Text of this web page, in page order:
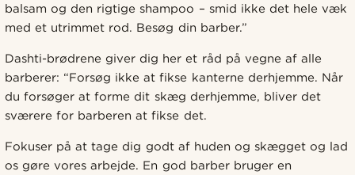
balsam og den rigtige shampoo – smid ikke det hele væk
med et utrimmet rod. Besøg din barber.”
Dashti-brødrene giver dig her et råd på vegne af alle
barberer: “Forsøg ikke at fikse kanterne derhjemme. Når
du forsøger at forme dit skæg derhjemme, bliver det
sværere for barberen at fikse det.
Fokuser på at tage dig godt af huden og skægget og lad
os gøre vores arbejde. En god barber bruger en